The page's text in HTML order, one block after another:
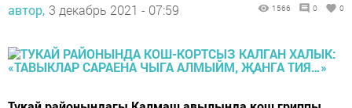
автор, 3 декабрь 2021 - 07:59 1566 0 0